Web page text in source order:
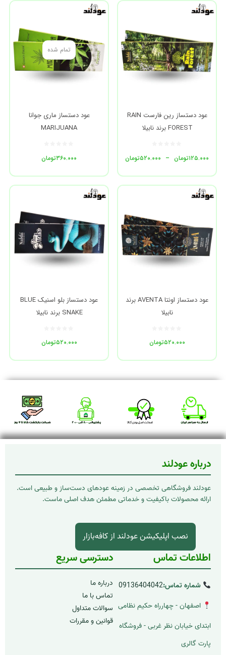
عود دستساز رین فارست RAIN
FOREST برند نابیلا
تومان۵۲۰.۰۰۰ – تومان۱۲۵.۰۰۰
تمام شده
عود دستساز ماری جوانا
MARIJUANA
تومان۳۶۰.۰۰۰
عود دستساز اونتا AVENTA برند
نابیلا
تومان۵۲۰.۰۰۰
عود دستساز بلو اسنیک BLUE
SNAKE برند نابیلا
تومان۵۲۰.۰۰۰
درباره عودلند
عودلند فروشگاهی تخصصی در زمینه عودهای دست‌ساز و طبیعی است.
ارائه محصولات باکیفیت و خدماتی مطمئن هدف اصلی ماست.
نصب اپلیکیشن عودلند از کافه‌بازار
اطلاعات تماس
شماره تماس:09136404042
اصفهان - چهارراه حکیم نظامی
ابتدای خیابان نظر غربی - فروشگاه
پارت گالری
دسترسی سریع
درباره ما
تماس با ما
سوالات متداول
قوانین و مقررات